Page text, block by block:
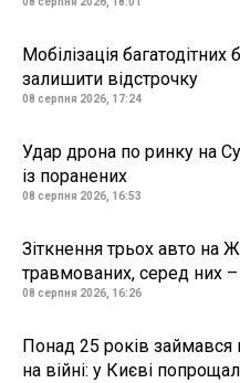
Мобілізація
залишити відстрочку
08 серпня 2026, 17:24
Удар дрона по ринку на
із поранених
08 серпня 2026, 16:53
Зіткнення трьох авто на
травмованих, серед них –
08 серпня 2026, 16:26
Понад 25 років займався
на війні: у Києві